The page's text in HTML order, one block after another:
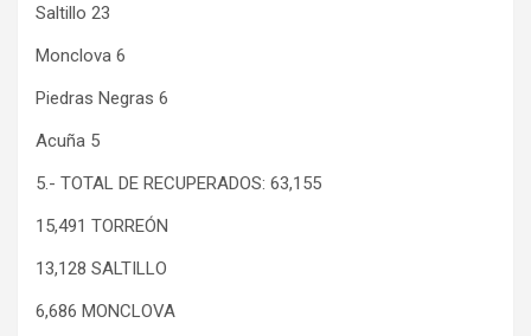
Saltillo 23
Monclova 6
Piedras Negras 6
Acuña 5
5.- TOTAL DE RECUPERADOS: 63,155
15,491 TORREÓN
13,128 SALTILLO
6,686 MONCLOVA